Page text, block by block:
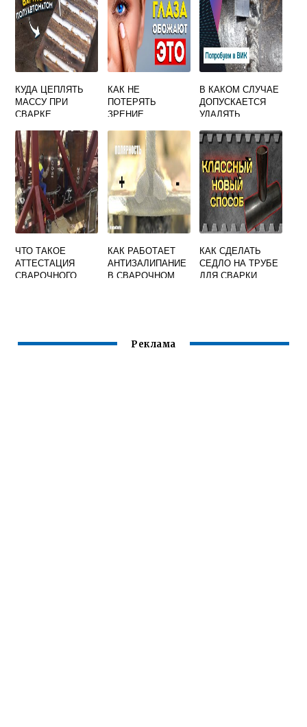
ИНВЕНТАРНЫХ
ФОРМАХ
КУДА ЦЕПЛЯТЬ
МАССУ ПРИ
СВАРКЕ
КАК НЕ
ПОТЕРЯТЬ
ЗРЕНИЕ
В КАКОМ СЛУЧАЕ
ДОПУСКАЕТСЯ
УДАЛЯТЬ
ДЕФЕКТЫ
СВАРКИ
МЕХАНИЧЕСКИМ
СПОСОБОМ
ЧТО ТАКОЕ
АТТЕСТАЦИЯ
СВАРОЧНОГО
КАК РАБОТАЕТ
АНТИЗАЛИПАНИЕ
В СВАРОЧНОМ
КАК СДЕЛАТЬ
СЕДЛО НА ТРУБЕ
ДЛЯ СВАРКИ
Реклама